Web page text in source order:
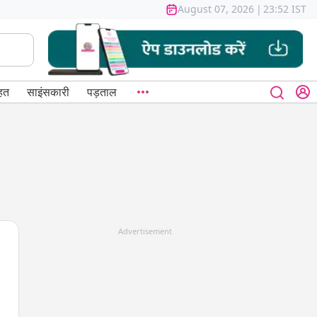
August 07, 2026 | 23:52 IST
साइंसकारी पड़ताल
Advertisement